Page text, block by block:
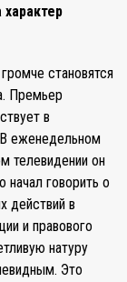
становятся
Премьер
в
В еженедельном
телевидении он
начал говорить о
действий в
и правового
натуру
Это